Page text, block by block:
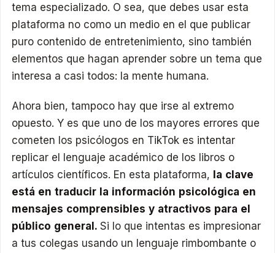
tema especializado. O sea, que debes usar esta
plataforma no como un medio en el que publicar
puro contenido de entretenimiento, sino también
elementos que hagan aprender sobre un tema que
interesa a casi todos: la mente humana.
Ahora bien, tampoco hay que irse al extremo
opuesto. Y es que uno de los mayores errores que
cometen los psicólogos en TikTok es intentar
replicar el lenguaje académico de los libros o
artículos científicos. En esta plataforma, la clave
está en traducir la información psicológica en
mensajes comprensibles y atractivos para el
público general. Si lo que intentas es impresionar
a tus colegas usando un lenguaje rimbombante o